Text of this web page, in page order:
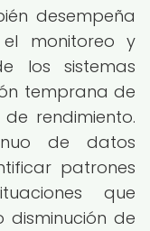
desempeña
monitoreo y
los sistemas
temprana de
rendimiento.
de datos
patrones
que
de